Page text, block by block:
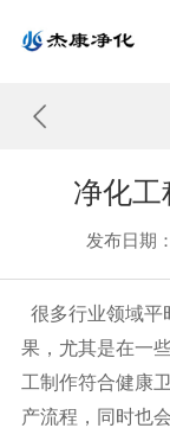
净化工
发布日期
很多行业领域平
果，尤其是在一
工制作符合健康
产流程，同时也